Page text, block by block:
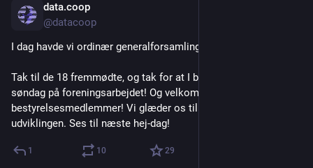
data.coop
@datacoop
I dag havde vi ordinær generalforsamling, og det gik godt!
Tak til de 18 fremmødte, og tak for at I brugte 2 timer af jeres
søndag på foreningsarbejdet! Og velkommen til nye
bestyrelsesmedlemmer! Vi glæder os til at fortsætte
udviklingen. Ses til næste hej-dag!
1 10 29